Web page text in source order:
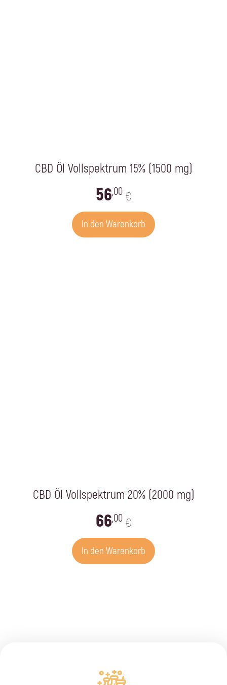
CBD Öl Vollspektrum 15% (1500 mg)
56,00 €
In den Warenkorb
CBD Öl Vollspektrum 20% (2000 mg)
66,00 €
In den Warenkorb